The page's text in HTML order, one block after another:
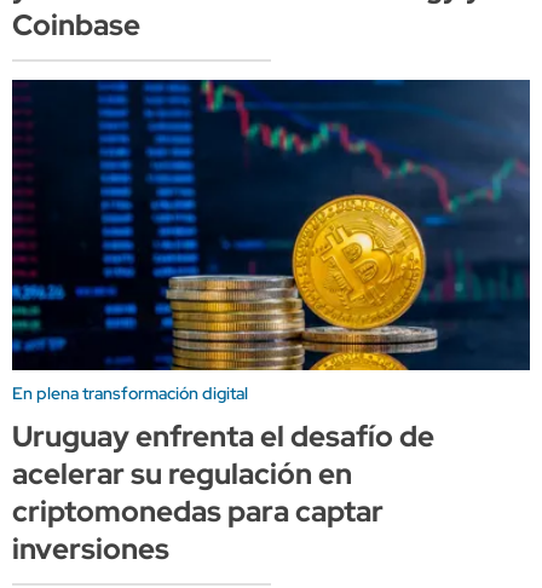
Coinbase
En plena transformación digital
Uruguay enfrenta el desafío de
acelerar su regulación en
criptomonedas para captar
inversiones